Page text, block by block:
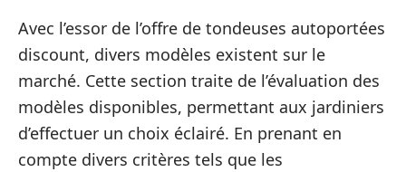
Avec l’essor de l’offre de tondeuses autoportées
discount, divers modèles existent sur le
marché. Cette section traite de l’évaluation des
modèles disponibles, permettant aux jardiniers
d’effectuer un choix éclairé. En prenant en
compte divers critères tels que les